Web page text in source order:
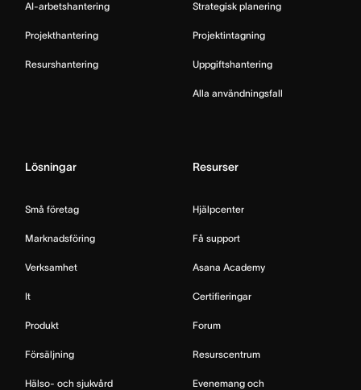
AI-arbetshantering
Projekthantering
Resurshantering
Strategisk planering
Projektintagning
Uppgiftshantering
Alla användningsfall
Lösningar
Små företag
Marknadsföring
Verksamhet
It
Produkt
Försäljning
Hälso- och sjukvård
Resurser
Hjälpcenter
Få support
Asana Academy
Certifieringar
Forum
Resurscentrum
Evenemang och